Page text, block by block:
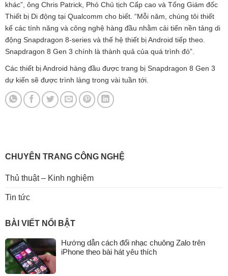
khác”, ông Chris Patrick, Phó Chủ tịch Cấp cao và Tổng Giám đốc
Thiết bị Di động tại Qualcomm cho biết. “Mỗi năm, chúng tôi thiết
kế các tính năng và công nghệ hàng đầu nhằm cải tiến nền tảng di
động Snapdragon 8-series và thế hệ thiết bị Android tiếp theo.
Snapdragon 8 Gen 3 chính là thành quả của quá trình đó”.
Các thiết bị Android hàng đầu được trang bị Snapdragon 8 Gen 3
dự kiến sẽ được trình làng trong vài tuần tới.
CHUYÊN TRANG CÔNG NGHỆ
Thủ thuật – Kinh nghiệm
Tin tức
BÀI VIẾT NỔI BẬT
Hướng dẫn cách đổi nhạc chuông Zalo trên
iPhone theo bài hát yêu thích